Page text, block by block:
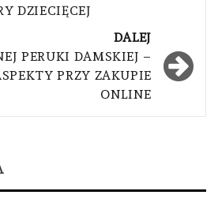
DZIECIĘCEJ
DALEJ
PERUKI DAMSKIEJ –
PRZY ZAKUPIE
ONLINE